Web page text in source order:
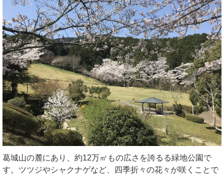
葛城山の麓にあり、約12万㎡もの広さを誇るる緑地公園で
す。ツツジやシャクナゲなど、四季折々の花々が咲くことで